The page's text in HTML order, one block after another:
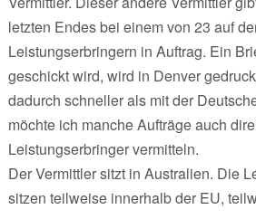
letzten Endes bei einem von 23 auf
Leistungserbringern in Auftrag. Ein
geschickt wird, wird in Denver
dadurch schneller als mit der
möchte ich manche Aufträge auch
Leistungserbringer vermitteln.
Der Vermittler sitzt in Australien. Die
sitzen teilweise innerhalb der EU,